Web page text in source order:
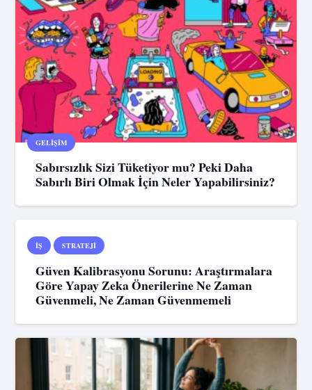
GELIŞIM
Sabırsızlık Sizi Tüketiyor mu? Peki Daha
Sabırlı Biri Olmak İçin Neler Yapabilirsiniz?
İŞ STRATEJI
Güven Kalibrasyonu Sorunu: Araştırmalara
Göre Yapay Zeka Önerilerine Ne Zaman
Güvenmeli, Ne Zaman Güvenmemeli